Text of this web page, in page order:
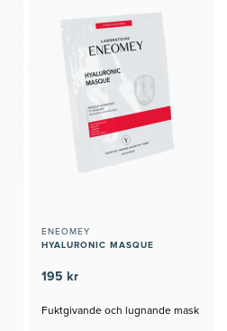
ENEOMEY
HYALURONIC MASQUE
195 kr
Fuktgivande och lugnande mask